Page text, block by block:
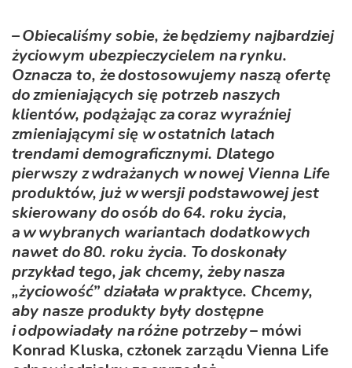
– Obiecaliśmy sobie, że będziemy najbardziej
życiowym ubezpieczycielem na rynku.
Oznacza to, że dostosowujemy naszą ofertę
do zmieniających się potrzeb naszych
klientów, podążając za coraz wyraźniej
zmieniającymi się w ostatnich latach
trendami demograficznymi. Dlatego
pierwszy z wdrażanych w nowej Vienna Life
produktów, już w wersji podstawowej jest
skierowany do osób do 64. roku życia,
a w wybranych wariantach dodatkowych
nawet do 80. roku życia. To doskonały
przykład tego, jak chcemy, żeby nasza
„życiowość” działała w praktyce. Chcemy,
aby nasze produkty były dostępne
i odpowiadały na różne potrzeby– mówi
Konrad Kluska, członek zarządu Vienna Life